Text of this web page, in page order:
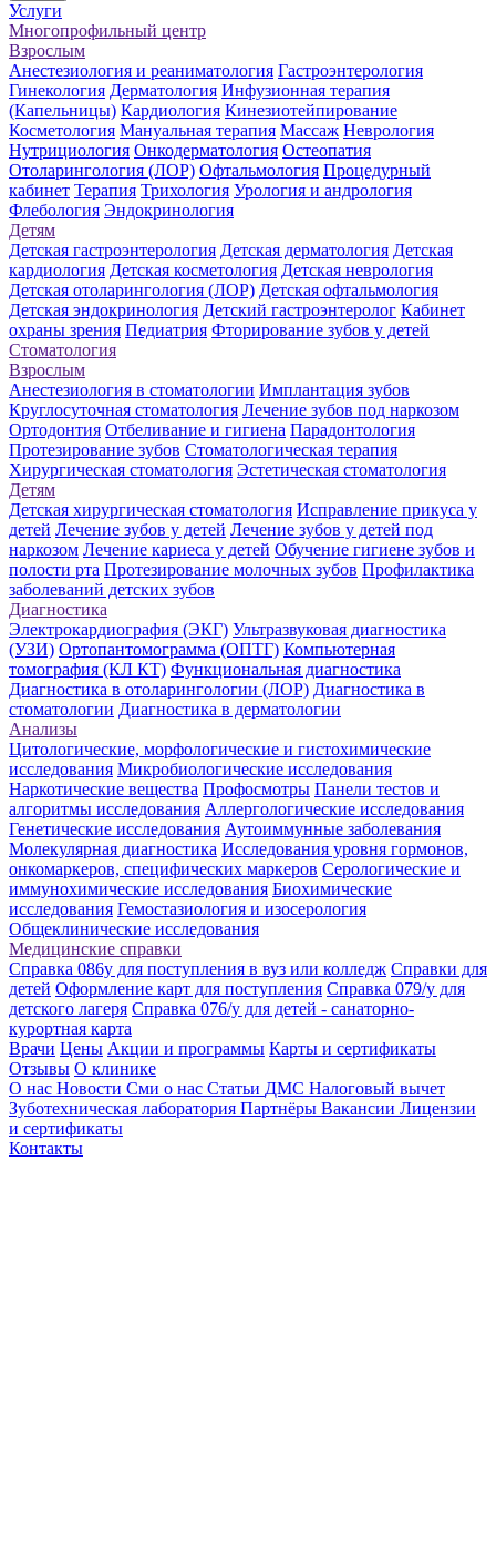
Услуги
Многопрофильный центр
Взрослым
Анестезиология и реаниматология Гастроэнтерология
Гинекология Дерматология Инфузионная терапия
(Капельницы) Кардиология Кинезиотейпирование
Косметология Мануальная терапия Массаж Неврология
Нутрициология Онкодерматология Остеопатия
Отоларингология (ЛОР) Офтальмология Процедурный
кабинет Терапия Трихология Урология и андрология
Флебология Эндокринология
Детям
Детская гастроэнтерология Детская дерматология Детская
кардиология Детская косметология Детская неврология
Детская отоларингология (ЛОР) Детская офтальмология
Детская эндокринология Детский гастроэнтеролог Кабинет
охраны зрения Педиатрия Фторирование зубов у детей
Стоматология
Взрослым
Анестезиология в стоматологии Имплантация зубов
Круглосуточная стоматология Лечение зубов под наркозом
Ортодонтия Отбеливание и гигиена Парадонтология
Протезирование зубов Стоматологическая терапия
Хирургическая стоматология Эстетическая стоматология
Детям
Детская хирургическая стоматология Исправление прикуса у
детей Лечение зубов у детей Лечение зубов у детей под
наркозом Лечение кариеса у детей Обучение гигиене зубов и
полости рта Протезирование молочных зубов Профилактика
заболеваний детских зубов
Диагностика
Электрокардиография (ЭКГ) Ультразвуковая диагностика
(УЗИ) Ортопантомограмма (ОПТГ) Компьютерная
томография (КЛ КТ) Функциональная диагностика
Диагностика в отоларингологии (ЛОР) Диагностика в
стоматологии Диагностика в дерматологии
Анализы
Цитологические, морфологические и гистохимические
исследования Микробиологические исследования
Наркотические вещества Профосмотры Панели тестов и
алгоритмы исследования Аллергологические исследования
Генетические исследования Аутоиммунные заболевания
Молекулярная диагностика Исследования уровня гормонов,
онкомаркеров, специфических маркеров Серологические и
иммунохимические исследования Биохимические
исследования Гемостазиология и изосерология
Общеклинические исследования
Медицинские справки
Справка 086у для поступления в вуз или колледж Справки для
детей Оформление карт для поступления Справка 079/у для
детского лагеря Справка 076/у для детей - санаторно-
курортная карта
Врачи Цены Акции и программы Карты и сертификаты
Отзывы О клинике
О нас Новости Сми о нас Статьи ДМС Налоговый вычет
Зуботехническая лаборатория Партнёры Вакансии Лицензии
и сертификаты
Контакты